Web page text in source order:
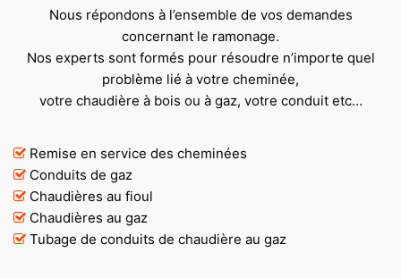
Nous répondons à l’ensemble de vos demandes
concernant le ramonage.
Nos experts sont formés pour résoudre n’importe quel
problème lié à votre cheminée,
votre chaudière à bois ou à gaz, votre conduit etc…
Remise en service des cheminées
Conduits de gaz
Chaudières au fioul
Chaudières au gaz
Tubage de conduits de chaudière au gaz